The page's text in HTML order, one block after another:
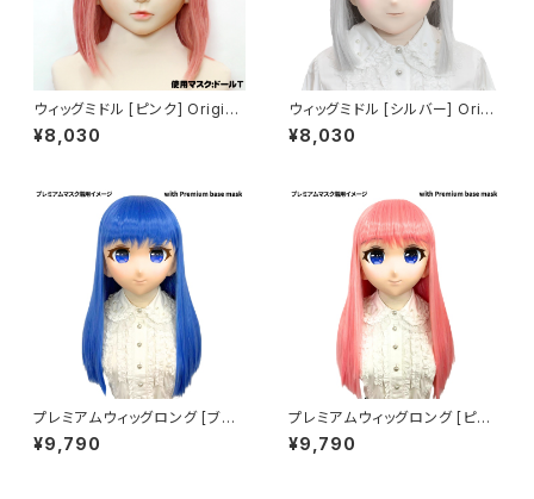
ウィッグミドル [ピンク] Origina
l Wig Middle Pink
¥8,030
ウィッグミドル [シルバー] Origi
nal Wig Middle Silver
¥8,030
プレミアムウィッグロング [ブル
ー] Premium Wig Long Blu
e
¥9,790
プレミアムウィッグロング [ピン
ク] Premium Wig Long Pink
¥9,790